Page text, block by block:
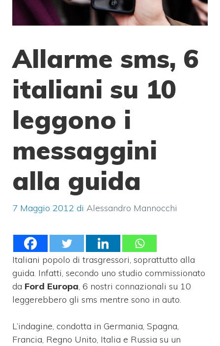
Allarme sms, 6
italiani su 10
leggono i
messaggini
alla guida
7 Maggio 2012 di Alessandro Mannocchi
Italiani popolo di trasgressori, soprattutto alla
guida. Infatti, secondo uno studio commissionato
da Ford Europa , 6 nostri connazionali su 10
leggerebbero gli sms mentre sono in auto.
L’indagine, condotta in Germania, Spagna,
Francia, Regno Unito, Italia e Russia su un